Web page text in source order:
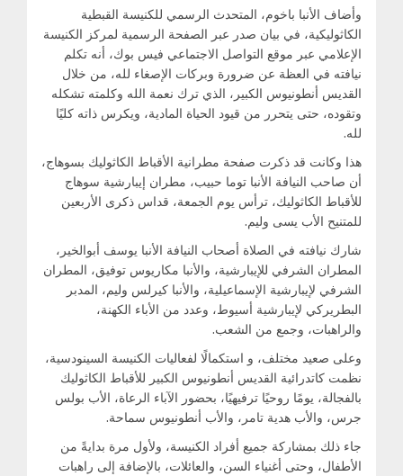
وأضاف الأنبا باخوم، المتحدث الرسمي للكنيسة القبطية
الكاثوليكية، في بيان صدر عبر الصفحة الرسمية لمركز الكنيسة
الإعلامي عبر موقع التواصل الاجتماعي فيس بوك، أنه تكلم
نيافته في العظة عن ضرورة وبركات الإصغاء لله، من خلال
القديس أنطونيوس الكبير، الذي ترك نعمة الله وكلمته تشكله
وتقوده، حتى يتحرر من قيود الحياة المادية، ويكرس ذاته كليًا
لله.
هذا وكانت قد ذكرت صفحة مطرانية الأقباط الكاثوليك بسوهاج،
أن صاحب النيافة الأنبا توما حبيب، مطران إيبارشية سوهاج
للأقباط الكاثوليك، ترأس يوم الجمعة، قداس ذكرى الأربعين
للمتنيح الأب يسى وليم.
شارك نيافته في الصلاة أصحاب النيافة الأنبا يوسف أبوالخير،
المطران الشرفي للإيبارشية، والأنبا مكاريوس توفيق، المطران
الشرفي لإيبارشية الإسماعيلية، والأنبا كيرلس وليم، المدبر
البطريركي لإيبارشية أسيوط، وعدد من الأباء الكهنة،
والراهبات، وجمع من الشعب.
وعلى صعيد مختلف، و استكمالًا لفعاليات الكنيسة السينودسية،
نظمت كاتدرائية القديس أنطونيوس الكبير للأقباط الكاثوليك
بالفجالة، يومًا روحيًا ترفيهيًا، بحضور الآباء الرعاة، الأب بولس
جرس، والأب هدية تامر، والأب أنطونيوس سماحة.
جاء ذلك بمشاركة جميع أفراد الكنيسة، ولأول مرة بدايةً من
الأطفال، وحتى أغنياء السن، والعائلات، بالإضافة إلى راهبات